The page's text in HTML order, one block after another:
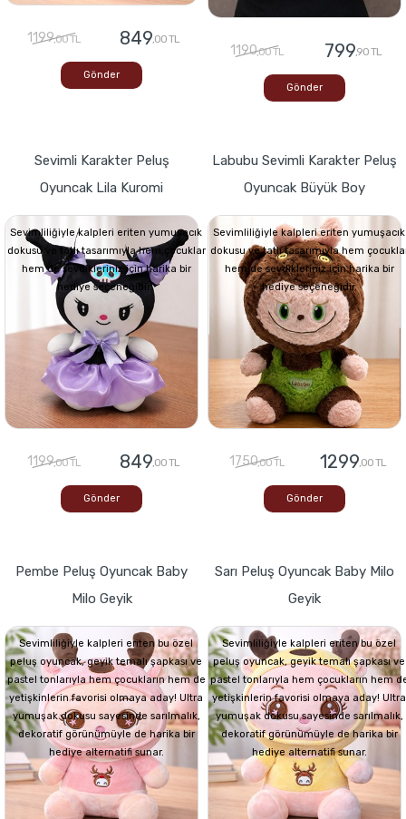
1199,00 TL 849,00 TL
Gönder
1190,00 TL 799,90 TL
Gönder
Sevimli Karakter Peluş
Oyuncak Lila Kuromi
Sevimliliğiyle kalpleri eriten yumuşacık
dokusu ve tatlı tasarımıyla hem çocuklar
hem de sevdikleriniz için harika bir
hediye seçeneğidir.
1199,00 TL 849,00 TL
Gönder
Labubu Sevimli Karakter Peluş
Oyuncak Büyük Boy
Sevimliliğiyle kalpleri eriten yumuşacık
dokusu ve tatlı tasarımıyla hem
hem de sevdikleriniz için harika bir
hediye seçeneğidir.
1750,00 TL 1299,00 TL
Gönder
Pembe Peluş Oyuncak Baby
Milo Geyik
Sevimliliğiyle kalpleri eriten bu özel
peluş oyuncak, geyik temalı şapkası ve
pastel tonlarıyla hem çocukların hem de
yetişkinlerin favorisi olmaya aday! Ultra
yumuşak dokusu sayesinde sarılmalık,
dekoratif görünümüyle de harika bir
hediye alternatifi sunar.
Sarı Peluş Oyuncak Baby Milo
Geyik
Sevimliliğiyle kalpleri eriten bu özel
peluş oyuncak, geyik temalı şapkası ve
pastel tonlarıyla hem çocukların hem
yetişkinlerin favorisi olmaya aday! Ultra
yumuşak dokusu sayesinde sarılmalık,
dekoratif görünümüyle de harika bir
hediye alternatifi sunar.